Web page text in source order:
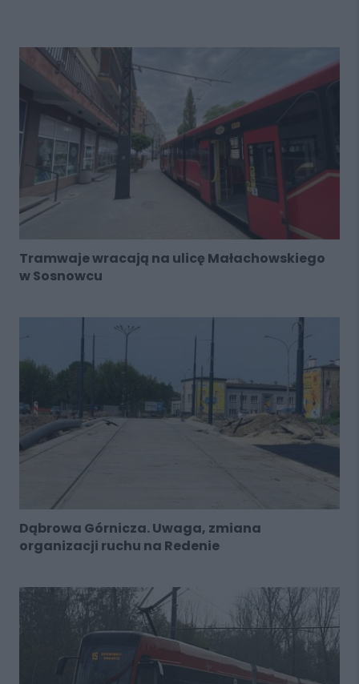
Tramwaje wracają na ulicę Małachowskiego
w Sosnowcu
Dąbrowa Górnicza. Uwaga, zmiana
organizacji ruchu na Redenie